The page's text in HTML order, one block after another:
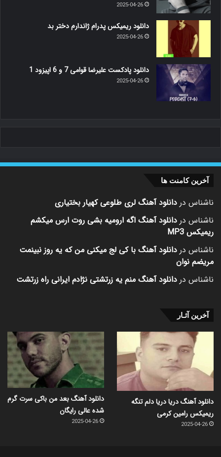
2025-04-26
دانلود ریمیکس پدرام ژاندارم دختر بد
2025-04-26
دانلود پادکست علیرضا قوامی 7 و 6 اپیزود 1
2025-04-26
آخرین کامنت ها
ناشناس در دانلود آهنگ لری طلوعی کهیار بختیاری
ناشناس در دانلود آهنگ اگه ارومیه بشی روت ارس میکشم
ریمیکس MP3
ناشناس در دانلود آهنگ با کی لج میکنی من که یه روز نبینمت
مریضم نوان
ناشناس در دانلود آهنگ منم یه زرتشتی نژادم ایرانی راه زرتشت
آخرین آثـار
دانلود آهنگ دریا دریا دلم تنگه
ریمیکس رامین کرمی
2025-04-26
دانلود آهنگ بعد من باکی سرت گرم
شده عالی رایگان
2025-04-26